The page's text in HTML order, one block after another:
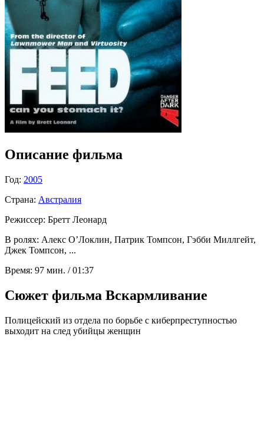
Описание фильма
Год: 2005
Страна: Австралия
Режиссер: Бретт Леонард
В ролях: Алекс О’Локлин, Патрик Томпсон, Гэбби Миллгейт,
Джек Томпсон, ...
Время: 97 мин. / 01:37
Сюжет фильма Вскармливание
Полицейский из отдела по борьбе с киберпреступностью
выходит на след убийцы женщин